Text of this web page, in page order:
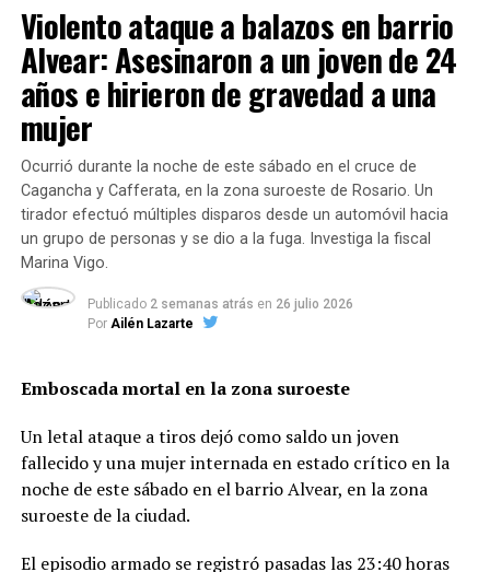
quien se trate», dijo el jefe de Gabinete durante una
entrevista por FM Metro 95.1.
Ameri deja la Cámara de
Diputados
Esta madrugada, la Cámara de Diputados aceptó por
amplia mayoría la renuncia presentada por Ameri tras
haber protagonizado ayer la escena que desató el
escándalo.
El desenlace tardó una pocas horas. Alrededor de las 18,
transmisión de la sesión por videoconferencia
presentada por el Frente de Todos.
Luego se decidió conformar una comisión para juzgar su
accionar en un plazo de 60 días. Sin embargo, luego de
pidió la renuncia y Ameri la presento apenas horas
Violento ataque a balazos en barrio
Alvear: Asesinaron a un joven de 24
años e hirieron de gravedad a una
mujer
Ocurrió durante la noche de este sábado en el cruce de
Cagancha y Cafferata, en la zona suroeste de Rosario. Un
tirador efectuó múltiples disparos desde un automóvil hacia
un grupo de personas y se dio a la fuga. Investiga la fiscal
Marina Vigo.
Publicado 2 semanas atrás en 26 julio 2026
Por Ailén Lazarte
Emboscada mortal en la zona suroeste
Un letal ataque a tiros dejó como saldo un joven
fallecido y una mujer internada en estado crítico en la
noche de este sábado en el barrio Alvear, en la zona
suroeste de la ciudad.
El episodio armado se registró pasadas las 23:40 horas